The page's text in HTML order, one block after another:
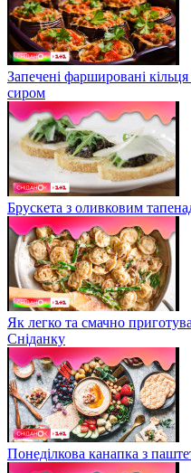
Запечені фаршировані
сиром
Брускета з оливковим
Як легко та смачно
Сніданку
Понеділкова канапка з